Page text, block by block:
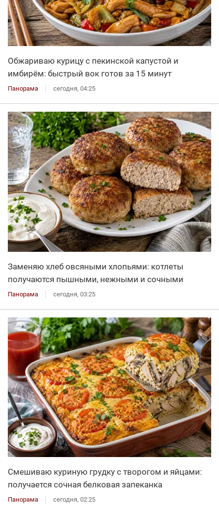
Обжариваю курицу с пекинской капустой и
имбирём: быстрый вок готов за 15 минут
Панорама сегодня, 04:25
Заменяю хлеб овсяными хлопьями: котлеты
получаются пышными, нежными и сочными
Панорама сегодня, 03:25
Смешиваю куриную грудку с творогом и яйцами:
получается сочная белковая запеканка
Панорама сегодня, 02:25